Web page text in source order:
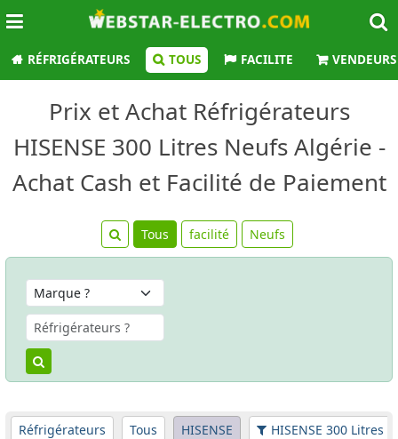
RÉFRIGÉRATEURS TOUS FACILITE VENDEURS
Prix et Achat Réfrigérateurs
HISENSE 300 Litres Neufs Algérie -
Achat Cash et Facilité de Paiement
Tous facilité Neufs
Réfrigérateurs Tous HISENSE HISENSE 300 Litres